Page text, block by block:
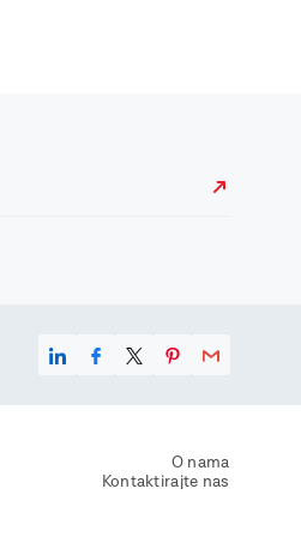
O nama
Kontaktirajte nas